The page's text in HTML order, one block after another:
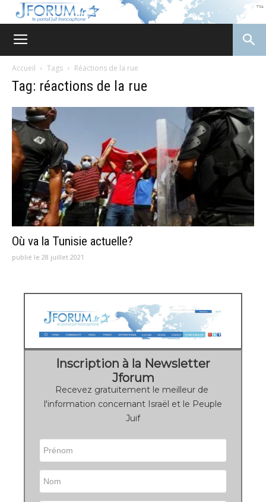
Accueil Tags Réactions de la rue
Tag: réactions de la rue
Où va la Tunisie actuelle?
publié le 28 juillet 2021
Inscription à la Newsletter
Jforum
Recevez gratuitement le meilleur de
l'information concernant Israël et le Peuple
Juif